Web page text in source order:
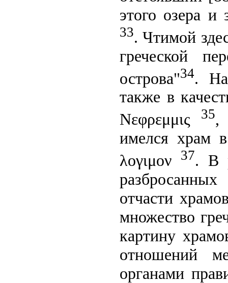
этого озера и
33. Чтимой
греческой
острова"34.
также в
Νεφρεμμις
35,
имелся храм
λογιμον
37. В
отчасти
множество
картину
отношений
органами